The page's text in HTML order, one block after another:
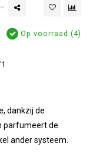
Op voorraad (4)
dankzij de
parfumeert de
ander systeem.